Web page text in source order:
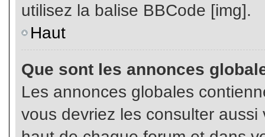
utilisez la balise BBCode [img].
Haut
Que sont les annonces
Les annonces globales
vous devriez les consulter